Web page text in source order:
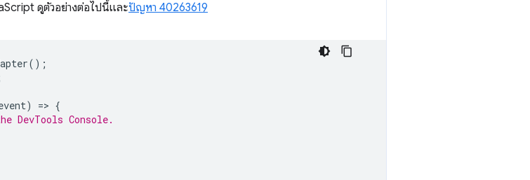
ดูตัวอย่างต่อไปนี้และปัญหา 40263619
();
) => {
DevTools Console.